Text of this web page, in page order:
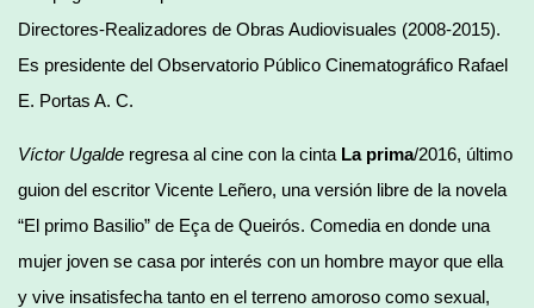
Directores-Realizadores de Obras Audiovisuales (2008-2015).
Es presidente del Observatorio Público Cinematográfico Rafael
E. Portas A. C.
Víctor Ugalde regresa al cine con la cinta La prima/2016, último
guion del escritor Vicente Leñero, una versión libre de la novela
“El primo Basilio” de Eça de Queirós. Comedia en donde una
mujer joven se casa por interés con un hombre mayor que ella
y vive insatisfecha tanto en el terreno amoroso como sexual,